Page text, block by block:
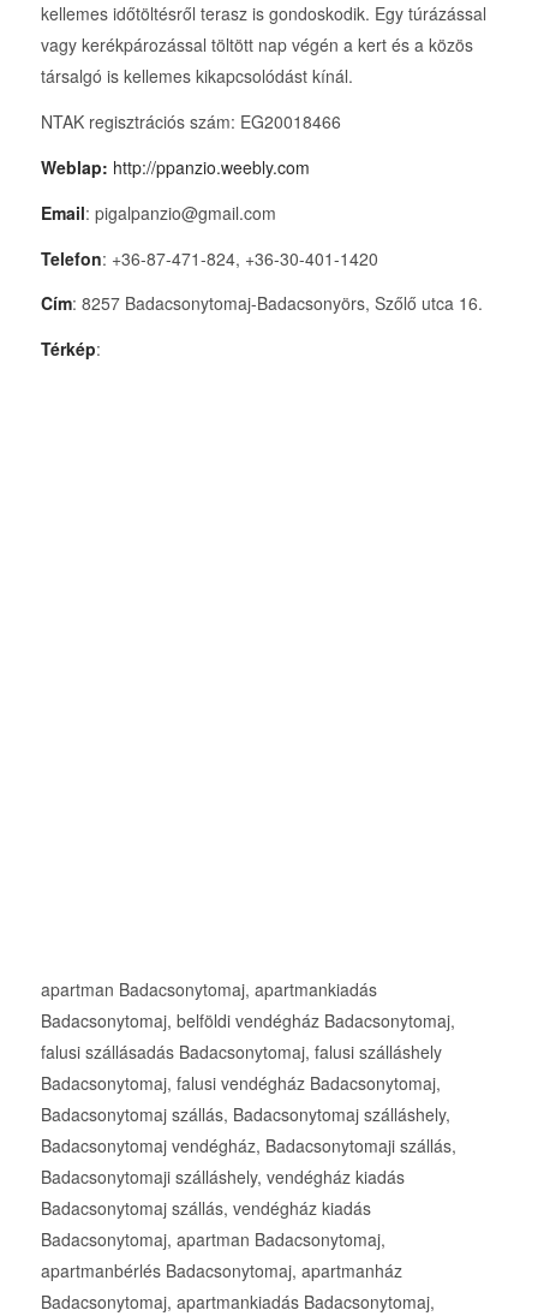
kellemes időtöltésről terasz is gondoskodik. Egy túrázással
vagy kerékpározással töltött nap végén a kert és a közös
társalgó is kellemes kikapcsolódást kínál.
NTAK regisztrációs szám: EG20018466
Weblap: http://ppanzio.weebly.com
Email: pigalpanzio@gmail.com
Telefon: +36-87-471-824, +36-30-401-1420
Cím: 8257 Badacsonytomaj-Badacsonyörs, Szőlő utca 16.
Térkép:
apartman Badacsonytomaj, apartmankiadás
Badacsonytomaj, belföldi vendégház Badacsonytomaj,
falusi szállásadás Badacsonytomaj, falusi szálláshely
Badacsonytomaj, falusi vendégház Badacsonytomaj,
Badacsonytomaj szállás, Badacsonytomaj szálláshely,
Badacsonytomaj vendégház, Badacsonytomaji szállás,
Badacsonytomaji szálláshely, vendégház kiadás
Badacsonytomaj szállás, vendégház kiadás
Badacsonytomaj, apartman Badacsonytomaj,
apartmanbérlés Badacsonytomaj, apartmanház
Badacsonytomaj, apartmankiadás Badacsonytomaj,